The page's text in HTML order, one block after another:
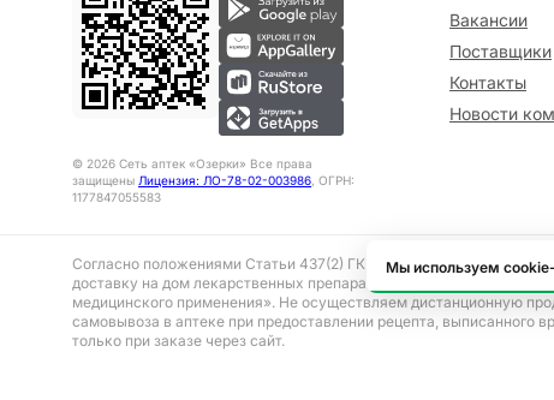
© 2026 Сеть аптек «Озерки» Все права
защищены Лицензия: ЛО-78-02-003986, ОГРН:
1177847055583
Вакансии
Поставщики
Контакты
Новости
Согласно положениями Статьи 437(2) ГК РФ представленная на
доставку на дом лекарственных препаратов, отпускаемым без
медицинского применения». Не осуществляем дистанционную
самовывоза в аптеке при предоставлении рецепта, выписанного
только при заказе через сайт.
Мы используем